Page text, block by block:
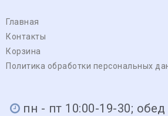
Главная
Контакты
Корзина
Политика обработки персональных
пн - пт 10:00-19-30; обед